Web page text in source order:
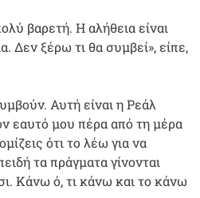
βαρετή. Η αλήθεια είναι
Δεν ξέρω τι θα συμβεί», είπε,
Αυτή είναι η Ρεάλ
εαυτό μου πέρα από τη μέρα
ότι το λέω για να
τα πράγματα γίνονται
Κάνω ό, τι κάνω και το κάνω